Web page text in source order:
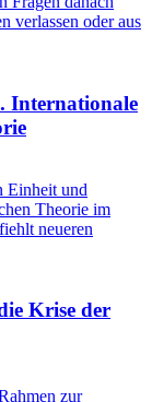
verlassen oder aus
Internationale
Einheit und
Theorie im
neueren
Krise der
zur